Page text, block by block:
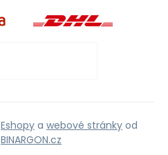
Eshopy a webové stránky od
BINARGON.cz